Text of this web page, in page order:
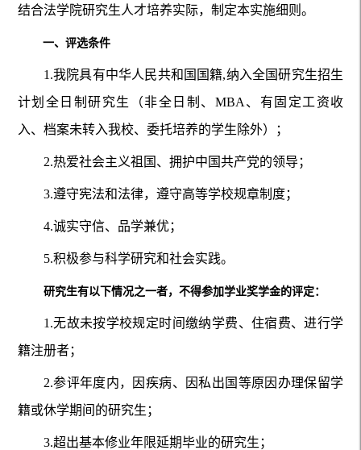
结合法学院研究生人才培养实际，制定本实施细则。
一、评选条件
1.我院具有中华人民共和国国籍,纳入全国研究生招生
计划全日制研究生（非全日制、MBA、有固定工资收
入、档案未转入我校、委托培养的学生除外）；
2.热爱社会主义祖国、拥护中国共产党的领导；
3.遵守宪法和法律，遵守高等学校规章制度；
4.诚实守信、品学兼优；
5.积极参与科学研究和社会实践。
研究生有以下情况之一者，不得参加学业奖学金的评定：
1.无故未按学校规定时间缴纳学费、住宿费、进行学
籍注册者；
2.参评年度内，因疾病、因私出国等原因办理保留学
籍或休学期间的研究生；
3.超出基本修业年限延期毕业的研究生；